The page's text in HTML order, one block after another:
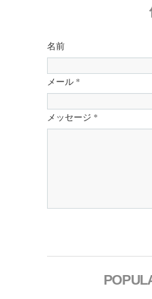
名前
メール *
メッセージ *